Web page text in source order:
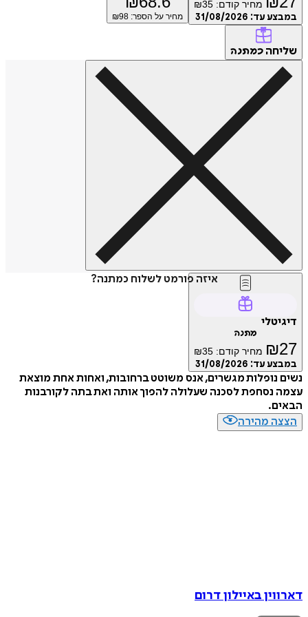
מחיר קודם: ₪35
עד:31/08/2026 מחיר על הספר: ₪98
כמתנה
איזה פורמט לשלוח כמתנה?
₪ מחיר קודם: ₪35
עד:31/08/2026
נופלות מגשרים, אנס משוטט ברחובות, ואחות אחת מוצאת
נסחפת לסכנה שעלולה להפוך אותה ואת בתה לקורבנות
מהירה
באיילון דרום